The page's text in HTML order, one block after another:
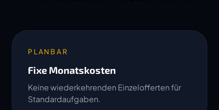
PLANBAR
Fixe Monatskosten
Keine wiederkehrenden Einzelofferten für
Standardaufgaben.